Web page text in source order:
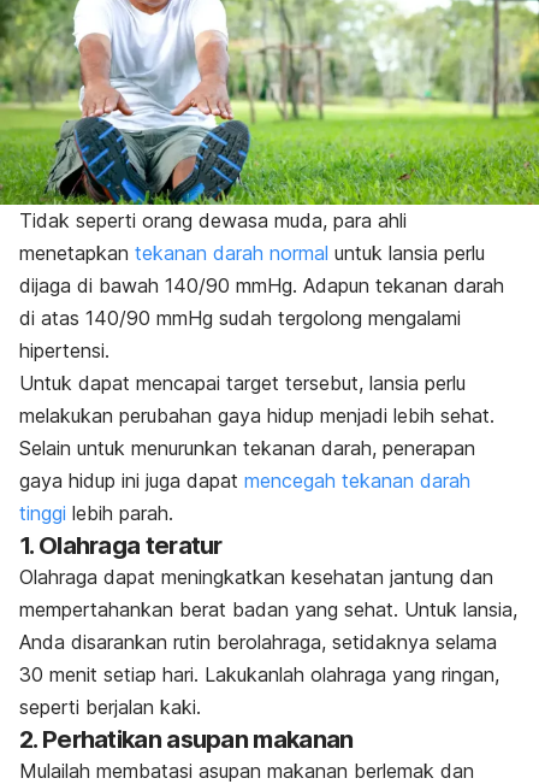
Tidak seperti orang dewasa muda, para ahli
menetapkan tekanan darah normal untuk lansia perlu
dijaga di bawah 140/90 mmHg. Adapun tekanan darah
di atas 140/90 mmHg sudah tergolong mengalami
hipertensi.
Untuk dapat mencapai target tersebut, lansia perlu
melakukan perubahan gaya hidup menjadi lebih sehat.
Selain untuk menurunkan tekanan darah, penerapan
gaya hidup ini juga dapat mencegah tekanan darah
tinggi lebih parah.
1. Olahraga teratur
Olahraga dapat meningkatkan kesehatan jantung dan
mempertahankan berat badan yang sehat. Untuk lansia,
Anda disarankan rutin berolahraga, setidaknya selama
30 menit setiap hari. Lakukanlah olahraga yang ringan,
seperti berjalan kaki.
2. Perhatikan asupan makanan
Mulailah membatasi asupan makanan berlemak dan